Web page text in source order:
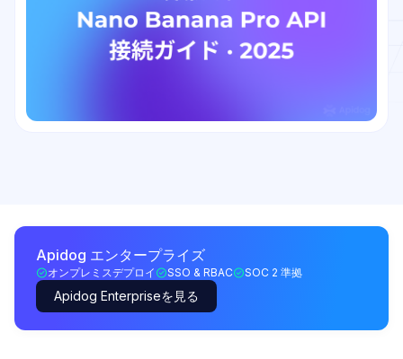
Apidog エンタープライズ
オンプレミスデプロイ SSO & RBAC SOC 2 準拠
Apidog Enterpriseを見る